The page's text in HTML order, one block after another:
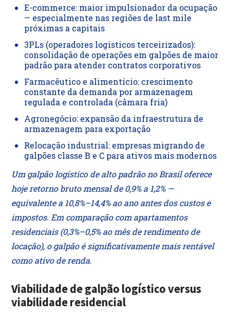
E-commerce: maior impulsionador da ocupação
— especialmente nas regiões de last mile
próximas a capitais
3PLs (operadores logísticos terceirizados):
consolidação de operações em galpões de maior
padrão para atender contratos corporativos
Farmacêutico e alimentício: crescimento
constante da demanda por armazenagem
regulada e controlada (câmara fria)
Agronegócio: expansão da infraestrutura de
armazenagem para exportação
Relocação industrial: empresas migrando de
galpões classe B e C para ativos mais modernos
Um galpão logístico de alto padrão no Brasil oferece
hoje retorno bruto mensal de 0,9% a 1,2% —
equivalente a 10,8%–14,4% ao ano antes dos custos e
impostos. Em comparação com apartamentos
residenciais (0,3%–0,5% ao mês de rendimento de
locação), o galpão é significativamente mais rentável
como ativo de renda.
Viabilidade de galpão logístico versus
viabilidade residencial